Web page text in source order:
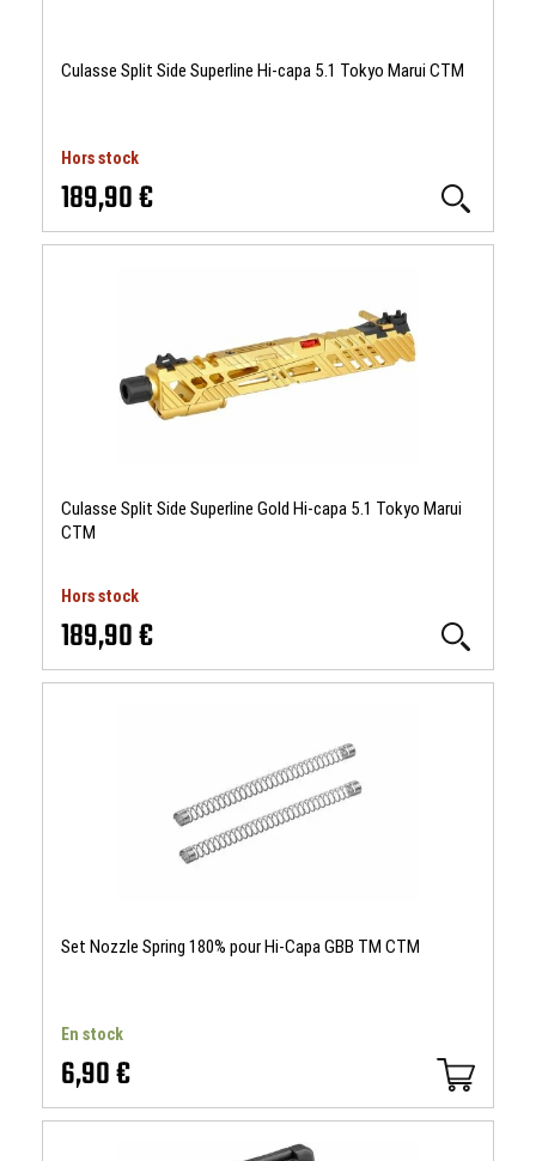
Culasse Split Side Superline Hi-capa 5.1 Tokyo Marui CTM
Hors stock
189,90 €
Culasse Split Side Superline Gold Hi-capa 5.1 Tokyo Marui
CTM
Hors stock
189,90 €
Set Nozzle Spring 180% pour Hi-Capa GBB TM CTM
En stock
6,90 €